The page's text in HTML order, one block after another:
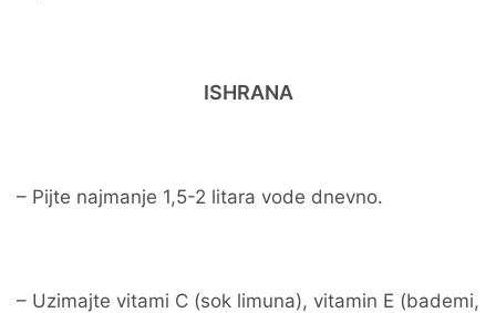
ISHRANA
– Pijte najmanje 1,5-2 litara vode dnevno.
– Uzimajte vitami C (sok limuna), vitamin E (bademi,